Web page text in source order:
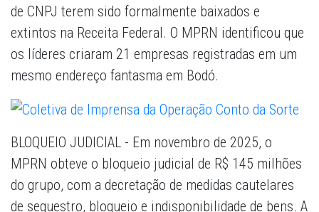
de CNPJ terem sido formalmente baixados e
extintos na Receita Federal. O MPRN identificou que
os líderes criaram 21 empresas registradas em um
mesmo endereço fantasma em Bodó.
BLOQUEIO JUDICIAL - Em novembro de 2025, o
MPRN obteve o bloqueio judicial de R$ 145 milhões
do grupo, com a decretação de medidas cautelares
de sequestro, bloqueio e indisponibilidade de bens. A